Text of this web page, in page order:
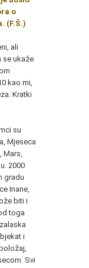
o
(F.Š.)
ali
se ukaže
kao mi,
Kratki
su
Mjeseca
Mars,
2000
gradu
Inane,
biti i
toga
i
Svi